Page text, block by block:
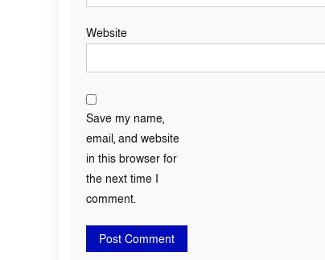
Website
Save my name,
email, and website
in this browser for
the next time I
comment.